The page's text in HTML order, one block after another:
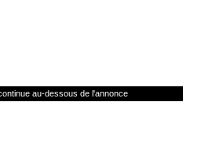
au-dessous de l'annonce